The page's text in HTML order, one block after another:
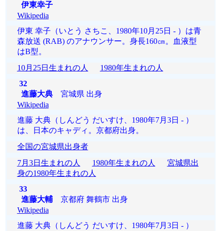
伊東幸子
Wikipedia
伊東 幸子（いとう さちこ、1980年10月25日 - ）は青
森放送 (RAB) のアナウンサー。身長160㎝。血液型
はB型。
10月25日生まれの人
1980年生まれの人
32
進藤大典宮城県 出身
Wikipedia
進藤 大典（しんどう だいすけ、1980年7月3日 - ）
は、日本のキャディ。京都府出身。
全国の宮城県出身者
7月3日生まれの人
1980年生まれの人
宮城県出
身の1980年生まれの人
33
進藤大輔京都府 舞鶴市 出身
Wikipedia
進藤 大典（しんどう だいすけ、1980年7月3日 - ）